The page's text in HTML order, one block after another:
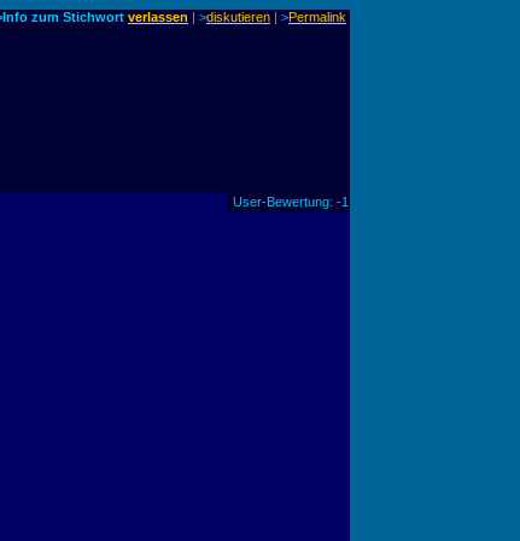
zum Stichwort verlassen | >diskutieren | >Permalink
User-Bewertung: -1